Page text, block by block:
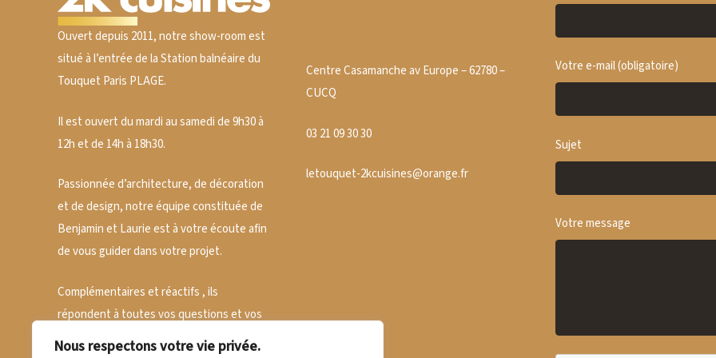
Nous respectons votre vie privée.
qu ils proposent en plus des
mener des projets avec eux.
Ouvert depuis 2011, notre show-room est
situé à l’entrée de la Station balnéaire du
Touquet Paris PLAGE.
Il est ouvert du mardi au samedi de 9h30 à
12h et de 14h à 18h30.
Passionnée d’architecture, de décoration
et de design, notre équipe constituée de
Benjamin et Laurie est à votre écoute afin
de vous guider dans votre projet.
Complémentaires et réactifs , ils
répondent à toutes vos questions et vos
attentes pour faire de votre projet un
Centre Casamanche av Europe – 62780 –
CUCQ
03 21 09 30 30
letouquet-2kcuisines@orange.fr
Votre e-mail (obligatoire)
Sujet
Votre message